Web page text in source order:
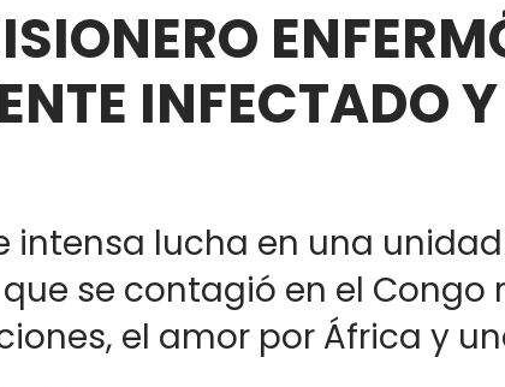
INFECTADO
intensa lucha en una
se contagió en el
el amor por África y